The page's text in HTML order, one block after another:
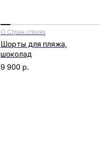
О Стран.ствиях
Шорты для пляжа,
шоколад
9 900 р.